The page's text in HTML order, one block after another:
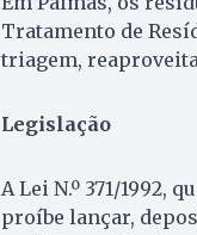
Tratamento de
triagem,
Legislação
A Lei N.º 371/1992,
proíbe lançar,